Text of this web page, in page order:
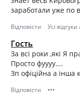
заработали уже по
Відповісти Усі
Гость
За всі роки ,які Я
Просто фуууу….
Зп офіційна а інша
Відповісти •••